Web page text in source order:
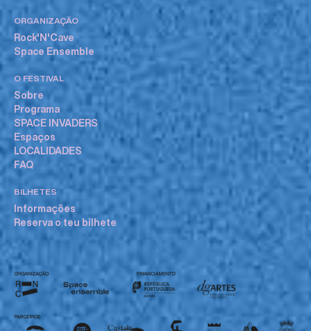
ORGANIZAÇÃO
Rock'N'Cave
Space Ensemble
O FESTIVAL
Sobre
Programa
SPACE INVADERS
Espaços
LOCALIDADES
FAQ
BILHETES
Informações
Reserva o teu bilhete